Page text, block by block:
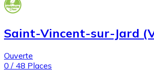
Saint-Vincent-sur-Jard
Ouverte
0 / 48 Places